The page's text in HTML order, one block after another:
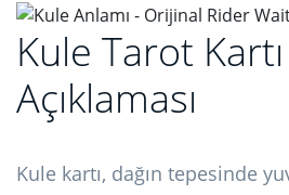
Kule Tarot Kartı
Açıklaması
Kule kartı, dağın tepesinde